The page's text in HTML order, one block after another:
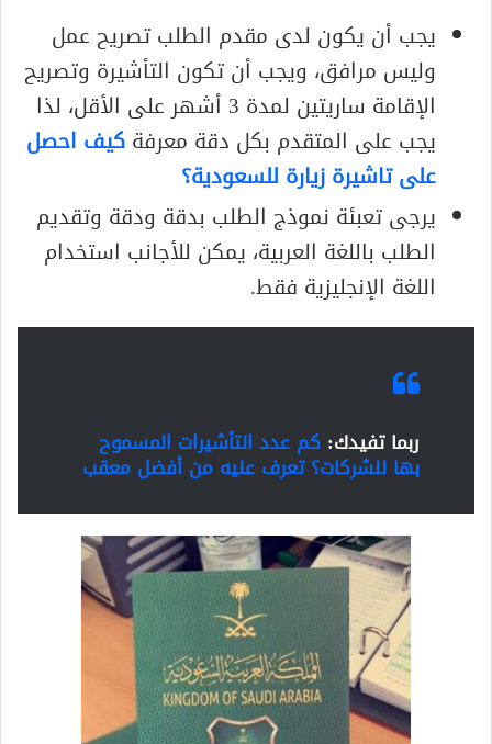
يجب أن يكون لدى مقدم الطلب تصريح عمل
وليس مرافق، ويجب أن تكون التأشيرة وتصريح
الإقامة ساريتين لمدة 3 أشهر على الأقل، لذا
يجب على المتقدم بكل دقة معرفةكيف احصل
على تاشيرة زيارة للسعودية؟
يرجى تعبئة نموذج الطلب بدقة ودقة وتقديم
الطلب باللغة العربية، يمكن للأجانب استخدام
اللغة الإنجليزية فقط.
ربما تفيدك: كم عدد التأشيرات المسموح
بها للشركات؟ تعرف عليه من أفضل معقب